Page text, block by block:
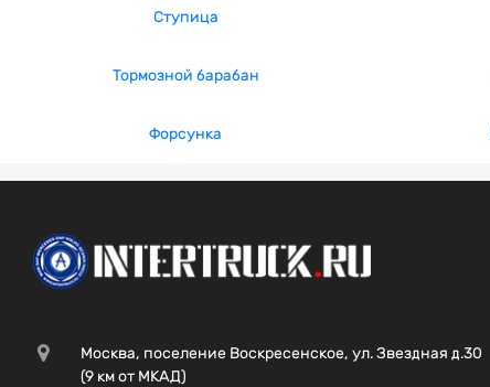
Ступица
Тормозной барабан
Форсунка
Москва, поселение Воскресенское, ул. Звездная д.30
(9 км от МКАД)